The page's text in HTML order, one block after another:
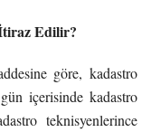
Edilir?
göre, kadastro
içerisinde kadastro
teknisyenlerince